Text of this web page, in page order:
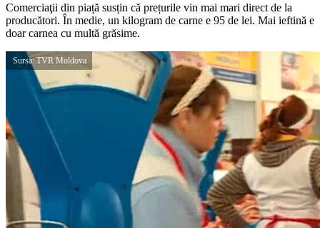
Comerciaţii din piață susțin că prețurile vin mai mari direct de la
producători. În medie, un kilogram de carne e 95 de lei. Mai ieftină e
doar carnea cu multă grăsime.